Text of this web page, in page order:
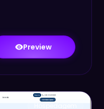
Preview